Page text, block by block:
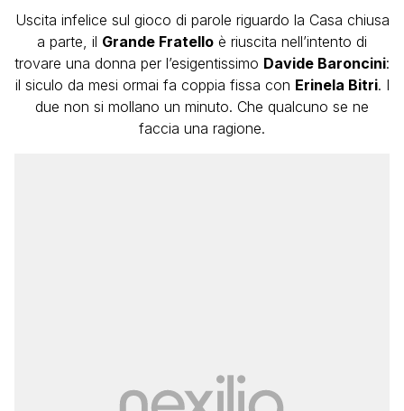
Uscita infelice sul gioco di parole riguardo la Casa chiusa
a parte, il Grande Fratello è riuscita nell’intento di
trovare una donna per l’esigentissimo Davide Baroncini:
il siculo da mesi ormai fa coppia fissa con Erinela Bitri. I
due non si mollano un minuto. Che qualcuno se ne
faccia una ragione.